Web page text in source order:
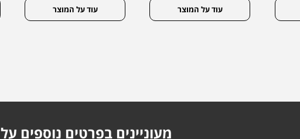
עוד על המוצר עוד על המוצר
מעוניינים בפרטים נוספים על VRF?